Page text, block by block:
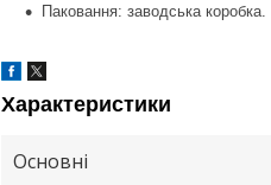
Паковання: заводська коробка.
Характеристики
Основні